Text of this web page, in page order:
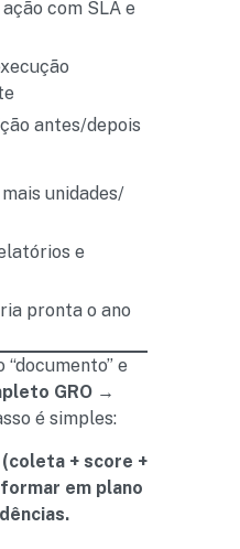
com SLA e
antes/depois
unidades/
e
pronta o ano
e
GRO →
é simples:
+ score +
em plano